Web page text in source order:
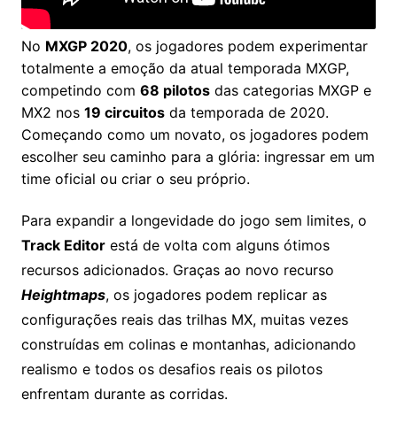
No MXGP 2020, os jogadores podem experimentar
totalmente a emoção da atual temporada MXGP,
competindo com 68 pilotosdas categorias MXGP e
MX2 nos 19 circuitosda temporada de 2020.
Começando como um novato, os jogadores podem
escolher seu caminho para a glória: ingressar em um
time oficial ou criar o seu próprio.
Para expandir a longevidade do jogo sem limites, o
Track Editorestá de volta com alguns ótimos
recursos adicionados. Graças ao novo recurso
Heightmaps, os jogadores podem replicar as
configurações reais das trilhas MX, muitas vezes
construídas em colinas e montanhas, adicionando
realismo e todos os desafios reais os pilotos
enfrentam durante as corridas.